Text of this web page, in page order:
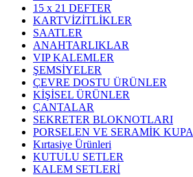
15 x 21 DEFTER
KARTVİZİTLİKLER
SAATLER
ANAHTARLIKLAR
VIP KALEMLER
ŞEMSİYELER
ÇEVRE DOSTU ÜRÜNLER
KİŞİSEL ÜRÜNLER
ÇANTALAR
SEKRETER BLOKNOTLARI
PORSELEN VE SERAMİK KUPA
Kırtasiye Ürünleri
KUTULU SETLER
KALEM SETLERİ